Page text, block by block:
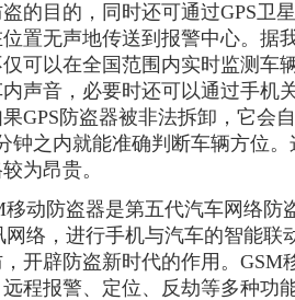
的目的，同时还可通过GPS卫
置无声地传送到报警中心。据
可以在全国范围内实时监测车
声音，必要时还可以通过手机
GPS防盗器被非法拆卸，它会
钟之内就能准确判断车辆方位
为昂贵。
防盗器是第五代汽车网络防
网络，进行手机与汽车的智能联
开辟防盗新时代的作用。GSM
程报警、定位、反劫等多种功